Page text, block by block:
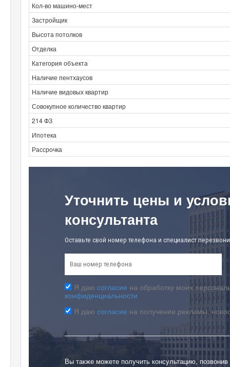
Кол-во машино-мест
Застройщик
Высота потолков
Отделка
Категория объекта
Наличие пентхаусов
Наличие видовых квартир
Совокупное количество квартир
214 ФЗ
Ипотека
Рассрочка
Уточнить цены и
консультанта
Оставьте свой номер телефона и специалист
Я даю согласие на обработку моих
конфиденциальности
Я даю согласие на получение рекламы,
Вы также можете получить консультацию,